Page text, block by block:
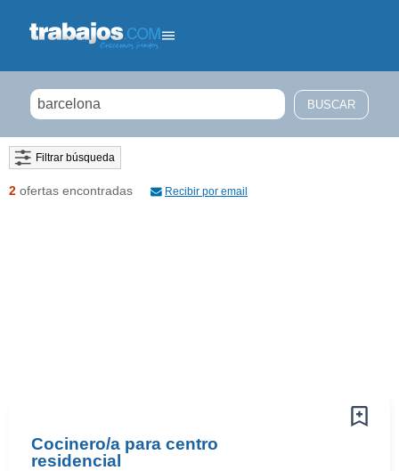
Filtrar búsqueda
2 ofertas encontradas Recibir por email
Cocinero/a para centro
residencial